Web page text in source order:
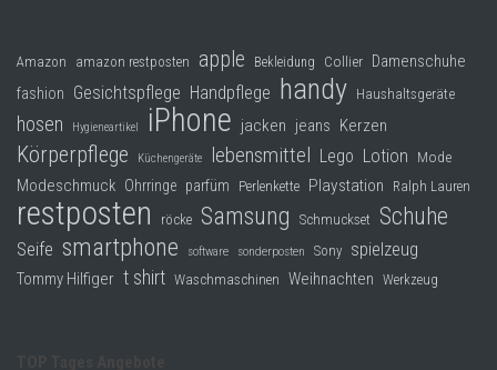
Amazon amazon restposten apple Bekleidung Collier Damenschuhe
fashion Gesichtspflege Handpflege handy Haushaltsgeräte
hosen Hygieneartikel iPhone jacken jeans Kerzen
Körperpflege Küchengeräte lebensmittel Lego Lotion Mode
Modeschmuck Ohrringe parfüm Perlenkette Playstation Ralph Lauren
restposten röcke Samsung Schmuckset Schuhe
Seife smartphone software sonderposten Sony spielzeug
Tommy Hilfiger t shirt Waschmaschinen Weihnachten Werkzeug